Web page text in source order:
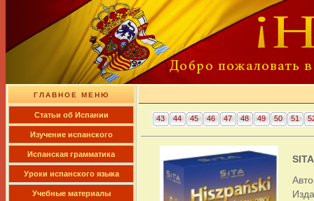
ГЛАВНОЕ МЕНЮ
Cтатьи об Испании
Изучение испанского
Испанская грамматика
Уроки испанского языка
Учебные материалы
43 44 45 46 47 48 49 50 51